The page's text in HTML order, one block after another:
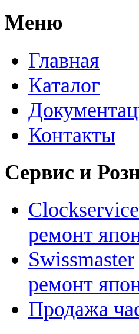
Меню
Главная
Каталог
Контакты
Сервис и
Clockservice
ремонт
Swissmaster
ремонт
Продажа